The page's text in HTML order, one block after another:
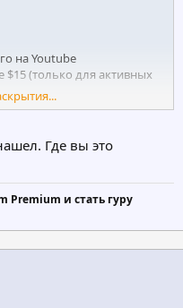
на Youtube
$15 (только для активных
ссылки в подписях
вознаграждается
пользователей)
на различного рода
в размере $0.5
Где вы это
Premium и стать гуру